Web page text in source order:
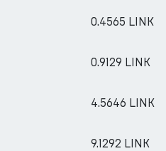
0.4565 LINK
0.9129 LINK
4.5646 LINK
9.1292 LINK